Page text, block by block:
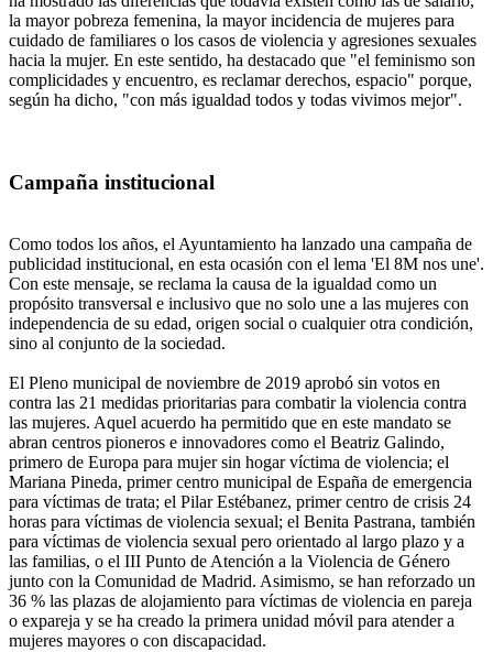
la mayor pobreza femenina, la mayor incidencia de mujeres para
cuidado de familiares o los casos de violencia y agresiones sexuales
hacia la mujer. En este sentido, ha destacado que "el feminismo son
complicidades y encuentro, es reclamar derechos, espacio" porque,
según ha dicho, "con más igualdad todos y todas vivimos mejor".
Campaña institucional
Como todos los años, el Ayuntamiento ha lanzado una campaña de
publicidad institucional, en esta ocasión con el lema 'El 8M nos une'.
Con este mensaje, se reclama la causa de la igualdad como un
propósito transversal e inclusivo que no solo une a las mujeres con
independencia de su edad, origen social o cualquier otra condición,
sino al conjunto de la sociedad.
El Pleno municipal de noviembre de 2019 aprobó sin votos en
contra las 21 medidas prioritarias para combatir la violencia contra
las mujeres. Aquel acuerdo ha permitido que en este mandato se
abran centros pioneros e innovadores como el Beatriz Galindo,
primero de Europa para mujer sin hogar víctima de violencia; el
Mariana Pineda, primer centro municipal de España de emergencia
para víctimas de trata; el Pilar Estébanez, primer centro de crisis 24
horas para víctimas de violencia sexual; el Benita Pastrana, también
para víctimas de violencia sexual pero orientado al largo plazo y a
las familias, o el III Punto de Atención a la Violencia de Género
junto con la Comunidad de Madrid. Asimismo, se han reforzado un
36 % las plazas de alojamiento para víctimas de violencia en pareja
o expareja y se ha creado la primera unidad móvil para atender a
mujeres mayores o con discapacidad.